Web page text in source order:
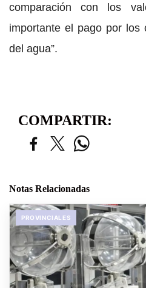
comparación con los
importante el pago por los
del agua”.
COMPARTIR:
Notas Relacionadas
PROVINCIALES